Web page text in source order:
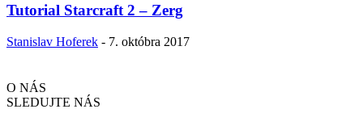
Tutorial Starcraft 2 – Zerg
Stanislav Hoferek - 7. októbra 2017
O NÁS
SLEDUJTE NÁS